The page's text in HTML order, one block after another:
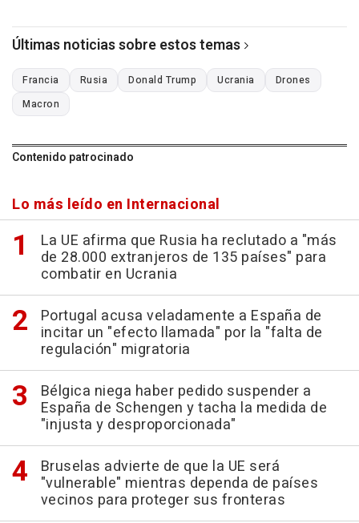
Últimas noticias sobre estos temas
Francia Rusia Donald Trump Ucrania
Drones
Macron
Contenido patrocinado
Lo más leído en Internacional
La UE afirma que Rusia ha reclutado a "más
de 28.000 extranjeros de 135 países" para
combatir en Ucrania
Portugal acusa veladamente a España de
incitar un "efecto llamada" por la "falta de
regulación" migratoria
Bélgica niega haber pedido suspender a
España de Schengen y tacha la medida de
"injusta y desproporcionada"
Bruselas advierte de que la UE será
"vulnerable" mientras dependa de países
vecinos para proteger sus fronteras